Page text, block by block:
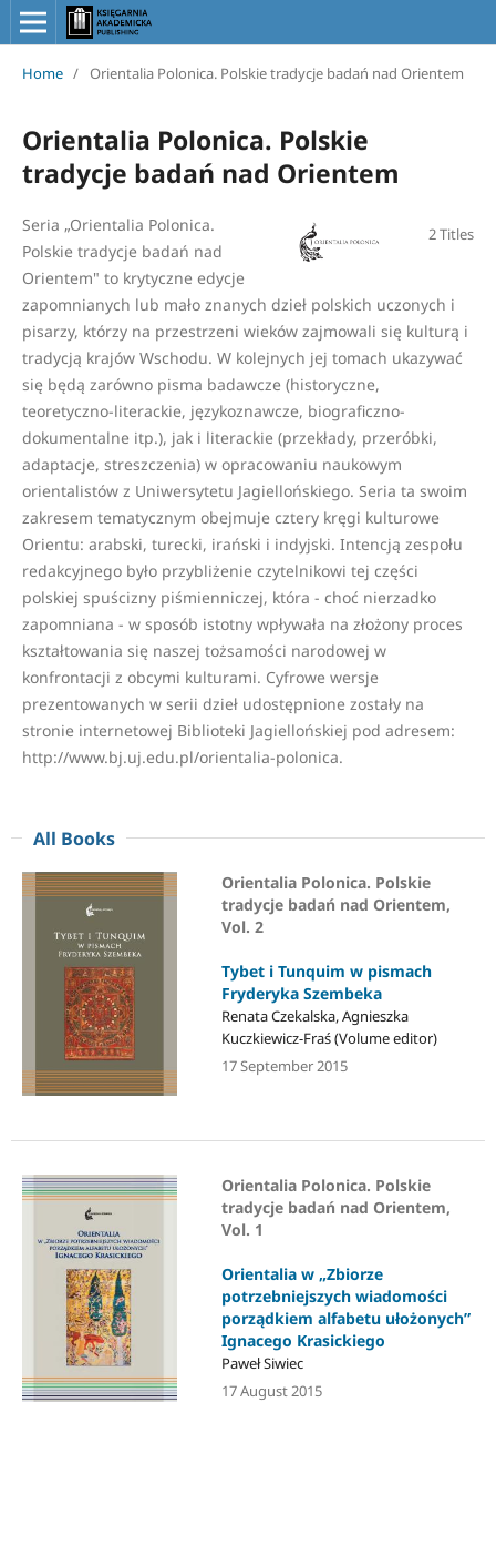
Home / Orientalia Polonica. Polskie tradycje badań nad Orientem
Orientalia Polonica. Polskie
tradycje badań nad Orientem
2 Titles
Seria „Orientalia Polonica.
Polskie tradycje badań nad
Orientem" to krytyczne edycje
zapomnianych lub mało znanych dzieł polskich uczonych i
pisarzy, którzy na przestrzeni wieków zajmowali się kulturą i
tradycją krajów Wschodu. W kolejnych jej tomach ukazywać
się będą zarówno pisma badawcze (historyczne,
teoretyczno-literackie, językoznawcze, biograficzno-
dokumentalne itp.), jak i literackie (przekłady, przeróbki,
adaptacje, streszczenia) w opracowaniu naukowym
orientalistów z Uniwersytetu Jagiellońskiego. Seria ta swoim
zakresem tematycznym obejmuje cztery kręgi kulturowe
Orientu: arabski, turecki, irański i indyjski. Intencją zespołu
redakcyjnego było przybliżenie czytelnikowi tej części
polskiej spuścizny piśmienniczej, która - choć nierzadko
zapomniana - w sposób istotny wpływała na złożony proces
kształtowania się naszej tożsamości narodowej w
konfrontacji z obcymi kulturami. Cyfrowe wersje
prezentowanych w serii dzieł udostępnione zostały na
stronie internetowej Biblioteki Jagiellońskiej pod adresem:
http://www.bj.uj.edu.pl/orientalia-polonica.
All Books
Orientalia Polonica. Polskie
tradycje badań nad Orientem,
Vol. 2
Tybet i Tunquim w pismach
Fryderyka Szembeka
Renata Czekalska, Agnieszka
Kuczkiewicz-Fraś (Volume editor)
17 September 2015
Orientalia Polonica. Polskie
tradycje badań nad Orientem,
Vol. 1
Orientalia w „Zbiorze
potrzebniejszych wiadomości
porządkiem alfabetu ułożonych”
Ignacego Krasickiego
Paweł Siwiec
17 August 2015